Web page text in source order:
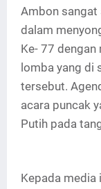
Ambon sangat
dalam
Ke- 77
lomba yang di
tersebut.
acara puncak
Putih pada
Kepada media